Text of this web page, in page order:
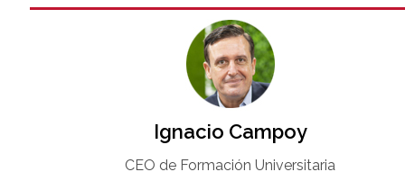
Ignacio Campoy​
CEO de Formación Universitaria​